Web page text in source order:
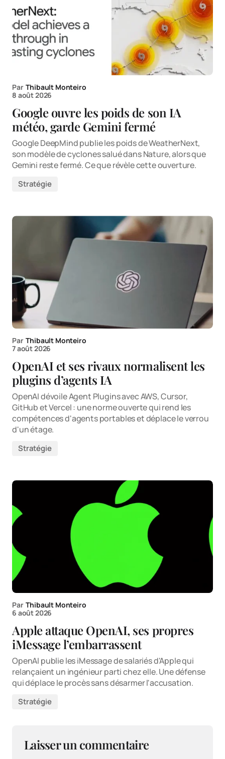
Par Thibault Monteiro
8 août 2026
Google ouvre les poids de son IA
météo, garde Gemini fermé
Google DeepMind publie les poids de WeatherNext,
son modèle de cyclones salué dans Nature, alors que
Gemini reste fermé. Ce que révèle cette ouverture.
Stratégie
Par Thibault Monteiro
7 août 2026
OpenAI et ses rivaux normalisent les
plugins d’agents IA
OpenAI dévoile Agent Plugins avec AWS, Cursor,
GitHub et Vercel : une norme ouverte qui rend les
compétences d'agents portables et déplace le verrou
d'un étage.
Stratégie
Par Thibault Monteiro
6 août 2026
Apple attaque OpenAI, ses propres
iMessage l’embarrassent
OpenAI publie les iMessage de salariés d'Apple qui
relançaient un ingénieur parti chez elle. Une défense
qui déplace le procès sans désarmer l'accusation.
Stratégie
Laisser un commentaire